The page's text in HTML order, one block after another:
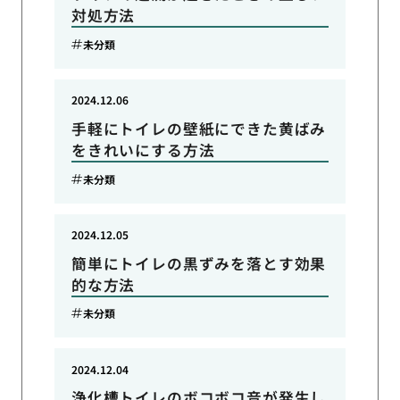
対処方法
未分類
手軽にトイレの壁紙にできた黄ばみ
をきれいにする方法
2024.12.06
未分類
簡単にトイレの黒ずみを落とす効果
的な方法
2024.12.05
未分類
2024.12.04